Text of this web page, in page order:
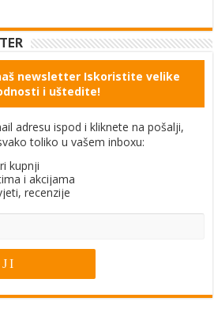
newsletter Iskoristite velike
i uštedite!
adresu ispod i kliknete na pošalji,
toliko u vašem inboxu:
kupnji
i akcijama
recenzije